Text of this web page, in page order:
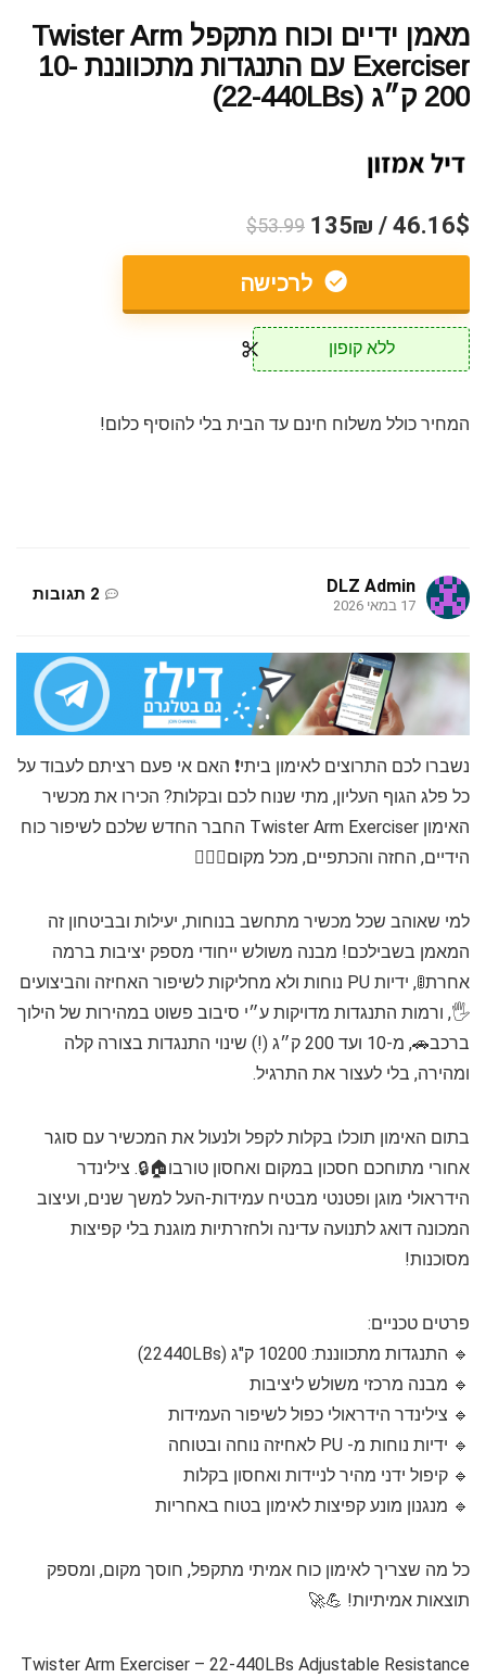
מאמן ידיים וכוח מתקפל Twister Arm
Exerciser עם התנגדות מתכווננת 10-
200 ק״ג (22-440LBs)
46.16$ / 135₪
$53.99
לרכישה
ללא קופון
המחיר כולל משלוח חינם עד הבית בלי להוסיף כלום!
DLZ Admin
17 במאי 2026
2 תגובות
נשברו לכם התרוצים לאימון ביתי❗ האם אי פעם רציתם לעבוד על
כל פלג הגוף העליון, מתי שנוח לכם ובקלות? הכירו את מכשיר
האימון Twister Arm Exerciser החבר החדש שלכם לשיפור כוח
הידיים, החזה והכתפיים, מכל מקום🏋️‍♂️✨
למי שאוהב שכל מכשיר מתחשב בנוחות, יעילות ובביטחון זה
המאמן בשבילכם! מבנה משולש ייחודי מספק יציבות ברמה
אחרת🚦, ידיות PU נוחות ולא מחליקות לשיפור האחיזה והביצועים
🖐️, ורמות התנגדות מדויקות ע״י סיבוב פשוט במהירות של הילוך
ברכב🚗, מ-10 ועד 200 ק״ג (!) שינוי התנגדות בצורה קלה
ומהירה, בלי לעצור את התרגיל.
בתום האימון תוכלו בקלות לקפל ולנעול את המכשיר עם סוגר
אחורי מתוחכם חסכון במקום ואחסון טורבו🏠🔒. צילינדר
הידראולי מוגן ופטנטי מבטיח עמידות-העל למשך שנים, ועיצוב
המכונה דואג לתנועה עדינה ולחזרתיות מוגנת בלי קפיצות
מסוכנות!
פרטים טכניים:
🔹 התנגדות מתכווננת: 10200 ק"ג (22440LBs)
🔹 מבנה מרכזי משולש ליציבות
🔹 צילינדר הידראולי כפול לשיפור העמידות
🔹 ידיות נוחות מ- PU לאחיזה נוחה ובטוחה
🔹 קיפול ידני מהיר לניידות ואחסון בקלות
🔹 מנגנון מונע קפיצות לאימון בטוח באחריות
כל מה שצריך לאימון כוח אמיתי מתקפל, חוסך מקום, ומספק
תוצאות אמיתיות! 💪🚀
Twister Arm Exerciser – 22-440LBs Adjustable Resistance